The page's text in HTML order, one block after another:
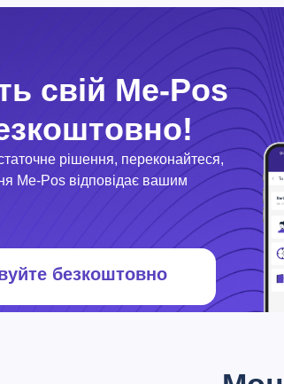
свій Me-Pos
рішення, переконайтеся,
Me-Pos відповідає вашим
безкоштовно